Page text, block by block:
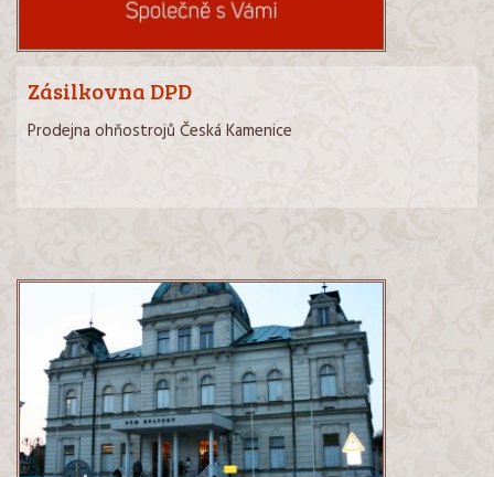
Zásilkovna DPD
Prodejna ohňostrojů Česká Kamenice